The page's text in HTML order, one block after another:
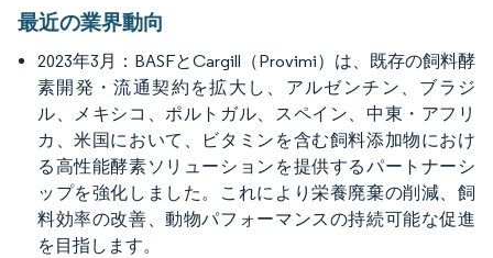
最近の業界動向
2023年3月：BASFとCargill（Provimi）は、既存の飼料酵
素開発・流通契約を拡大し、アルゼンチン、ブラジ
ル、メキシコ、ポルトガル、スペイン、中東・アフリ
カ、米国において、ビタミンを含む飼料添加物におけ
る高性能酵素ソリューションを提供するパートナーシ
ップを強化しました。これにより栄養廃棄の削減、飼
料効率の改善、動物パフォーマンスの持続可能な促進
を目指します。